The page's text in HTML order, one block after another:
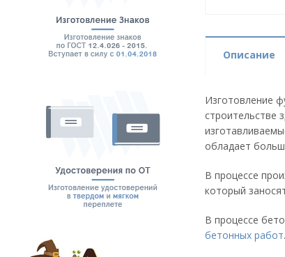
Описание
Изготовление
строительстве
обладает
В процессе
который
В процессе
бетонных работ.